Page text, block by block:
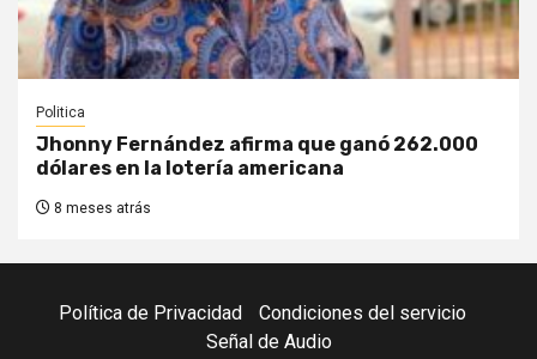
Politica
Jhonny Fernández afirma que ganó 262.000
dólares en la lotería americana
8 meses atrás
Política de Privacidad
Condiciones del servicio
Señal de Audio